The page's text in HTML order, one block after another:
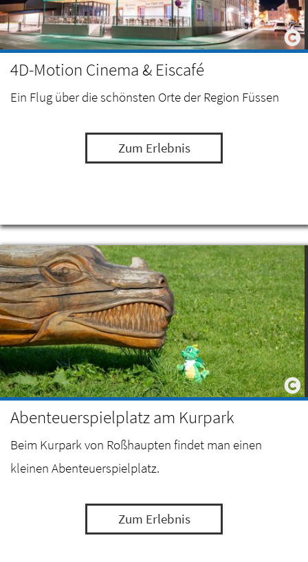
4D-Motion Cinema & Eiscafé
Ein Flug über die schönsten Orte der Region Füssen
Zum Erlebnis
Abenteuerspielplatz am Kurpark
Beim Kurpark von Roßhaupten findet man einen
kleinen Abenteuerspielplatz.
Zum Erlebnis